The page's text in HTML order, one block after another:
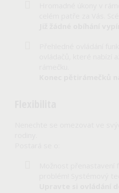
Hromadné úkony v
celém patře za Vás.
Již žádné obíhání
Přehledné ovládání
ovládačů, které nabízí
Konec pětirámečků
Nenechte se omezovat ve
Možnost
problém! Systémový
Upravte si ovládání